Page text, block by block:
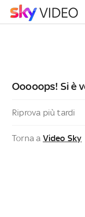
Ooooops! Si è
Riprova più tardi
Torna a Video Sky